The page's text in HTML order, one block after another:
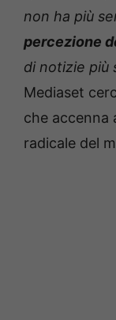
non ha più
percezione
di notizie più
Mediaset
che accenna
radicale del